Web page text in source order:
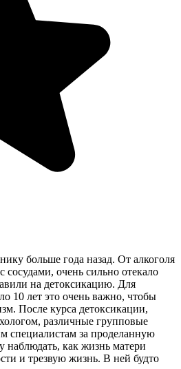
больше года назад. От алкоголя
сосудами, очень сильно отекало
на детоксикацию. Для
10 лет это очень важно, чтобы
После курса детоксикации,
различные групповые
специалистам за проделанную
наблюдать, как жизнь матери
и трезвую жизнь. В ней будто